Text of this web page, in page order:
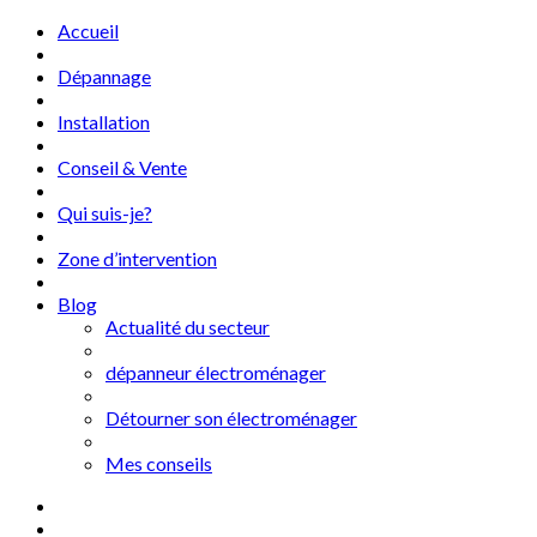
Accueil
Dépannage
Installation
Conseil & Vente
Qui suis-je?
Zone d’intervention
Blog
Actualité du secteur
dépanneur électroménager
Détourner son électroménager
Mes conseils